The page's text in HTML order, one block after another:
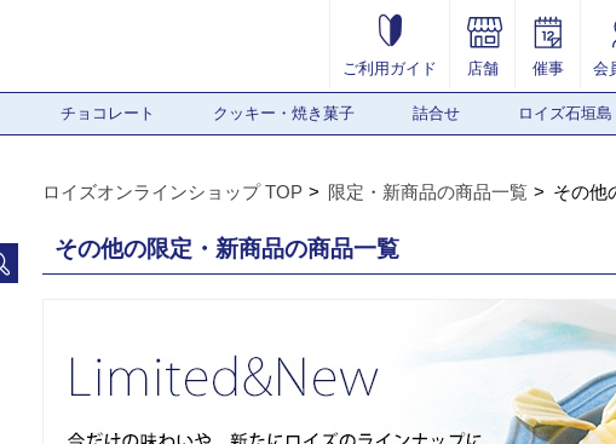
ご利用ガイド 店舗 催事 会
チョコレート クッキー・焼き菓子 詰合せ ロイズ石垣島
ロイズオンラインショップ TOP 限定・新商品の商品一覧 その他
その他の限定・新商品の商品一覧